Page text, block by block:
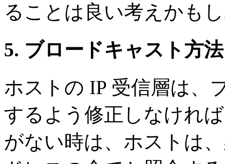
ることは良い考えかも
5. ブロードキャスト方法
ホストの IP 受信層は、
するよう修正しなけれ
がない時は、ホストは